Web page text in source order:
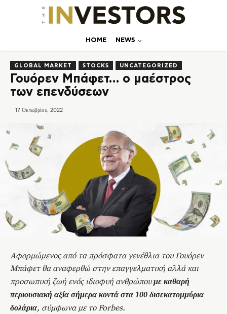
ΗΟΜΕ NEWS
GLOBAL MARKET STOCKS UNCATEGORIZED
Γουόρεν Μπάφετ… ο μαέστρος
των επενδύσεων
17 Οκτωβρίου, 2022
Αφορμώμενος από τα πρόσφατα γενέθλια του Γουόρεν
Μπάφετ θα αναφερθώ στην επαγγελματική αλλά και
προσωπική ζωή ενός ιδιοφυή ανθρώπουμε καθαρή
περιουσιακή αξία σήμερα κοντά στα 100 δισεκατομμύρια
δολάρια, σύμφωνα με το Forbes.